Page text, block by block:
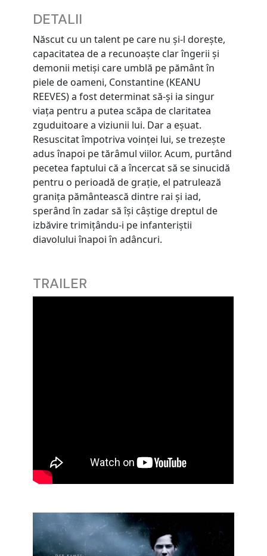
DETALII
Născut cu un talent pe care nu și-l dorește,
capacitatea de a recunoaște clar îngerii și
demonii metiși care umblă pe pământ în
piele de oameni, Constantine (KEANU
REEVES) a fost determinat să-și ia singur
viața pentru a putea scăpa de claritatea
zguduitoare a viziunii lui. Dar a eșuat.
Resuscitat împotriva voinței lui, se trezește
adus înapoi pe tărâmul viilor. Acum, purtând
pecetea faptului că a încercat să se sinucidă
pentru o perioadă de grație, el patrulează
granița pământească dintre rai și iad,
sperând în zadar să își câștige dreptul de
izbăvire trimițându-i pe infanteriștii
diavolului înapoi în adâncuri.
TRAILER